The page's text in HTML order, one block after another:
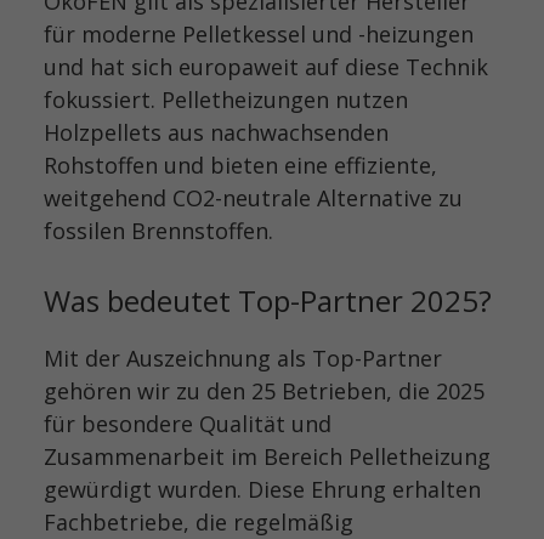
für moderne Pelletkessel und -heizungen
und hat sich europaweit auf diese Technik
fokussiert. Pelletheizungen nutzen
Holzpellets aus nachwachsenden
Rohstoffen und bieten eine effiziente,
weitgehend CO2-neutrale Alternative zu
fossilen Brennstoffen.
Was bedeutet Top-Partner 2025?
Mit der Auszeichnung als Top-Partner
gehören wir zu den 25 Betrieben, die 2025
für besondere Qualität und
Zusammenarbeit im Bereich Pelletheizung
gewürdigt wurden. Diese Ehrung erhalten
Fachbetriebe, die regelmäßig